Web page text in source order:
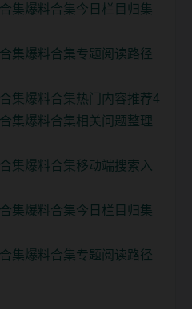
集爆料合集今日栏目归集
集爆料合集专题阅读路径
集爆料合集热门内容推荐4
集爆料合集相关问题整理
集爆料合集移动端搜索入
集爆料合集今日栏目归集
集爆料合集专题阅读路径